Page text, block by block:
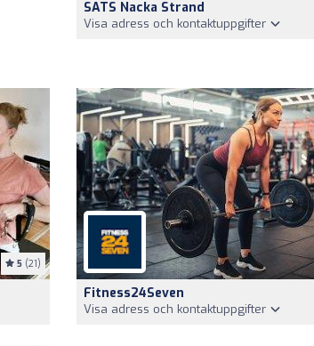
SATS Nacka Strand
Visa adress och kontaktuppgifter
5 (21)
Fitness24Seven
Visa adress och kontaktuppgifter